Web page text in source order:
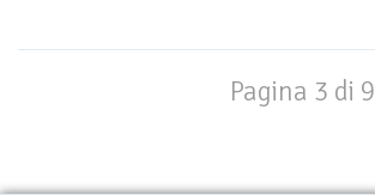
Pagina 3 di 9